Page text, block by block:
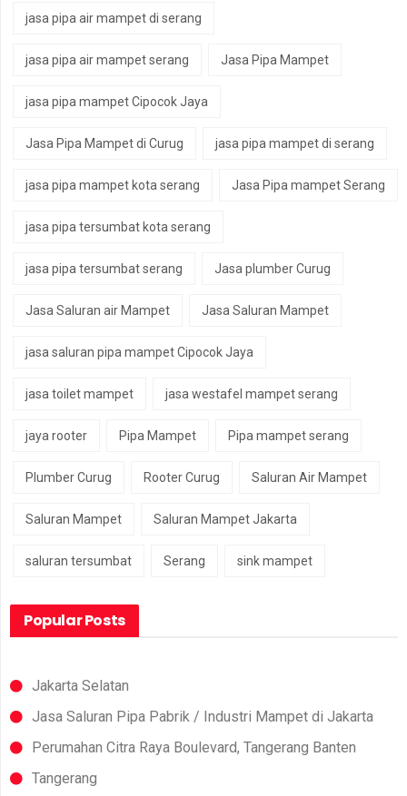
jasa pipa air mampet di serang
jasa pipa air mampet serang Jasa Pipa Mampet
jasa pipa mampet Cipocok Jaya
Jasa Pipa Mampet di Curug jasa pipa mampet di serang
jasa pipa mampet kota serang Jasa Pipa mampet Serang
jasa pipa tersumbat kota serang
jasa pipa tersumbat serang Jasa plumber Curug
Jasa Saluran air Mampet Jasa Saluran Mampet
jasa saluran pipa mampet Cipocok Jaya
jasa toilet mampet jasa westafel mampet serang
jaya rooter Pipa Mampet Pipa mampet serang
Plumber Curug Rooter Curug Saluran Air Mampet
Saluran Mampet Saluran Mampet Jakarta
saluran tersumbat Serang sink mampet
Popular Posts
Jakarta Selatan
Jasa Saluran Pipa Pabrik / Industri Mampet di Jakarta
Perumahan Citra Raya Boulevard, Tangerang Banten
Tangerang